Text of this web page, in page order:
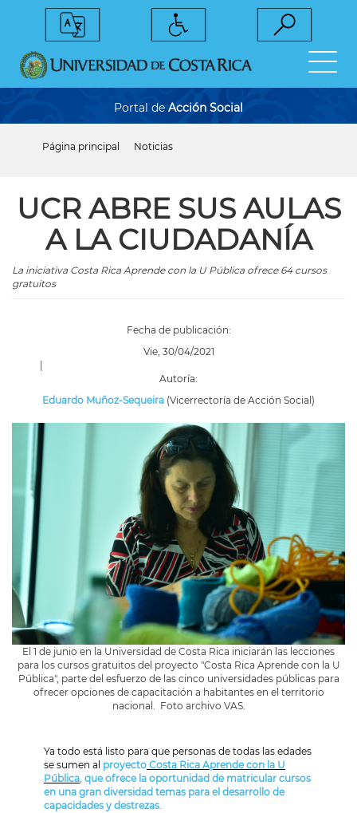
Portal de Acción Social
ayuda
a
la
navegación
Página principal Noticias
UCR ABRE SUS AULAS
A LA CIUDADANÍA
La iniciativa Costa Rica Aprende con la U Pública ofrece 64 cursos
gratuitos
Fecha de publicación:
Vie, 30/04/2021
|
Autoría:
Eduardo Muñoz-Sequeira (Vicerrectoría de Acción Social)
El 1 de junio en la Universidad de Costa Rica iniciarán las lecciones
para los cursos gratuitos del proyecto "Costa Rica Aprende con la U
Pública", parte del esfuerzo de las cinco universidades públicas para
ofrecer opciones de capacitación a habitantes en el territorio
nacional. Foto archivo VAS.
Ya todo está listo para que personas de todas las edades
se sumen al proyecto Costa Rica Aprende con la U
Pública, que ofrece la oportunidad de matricular cursos
en una gran diversidad temas para el desarrollo de
capacidades y destrezas.